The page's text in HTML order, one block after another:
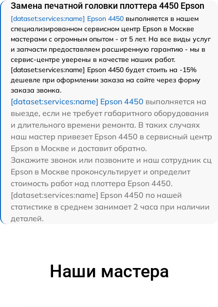
Замена печатной головки плоттера 4450 Epson
[dataset:services:name] Epson 4450 выполняется в нашем
специализированном сервисном центр Epson в Москве
мастерами с огромным опытом - от 5 лет. На все виды услуг
и запчасти предоставляем расширенную гарантию - мы в
сервис-центре уверены в качестве наших работ.
[dataset:services:name] Epson 4450 будет стоить на -15%
дешевле при оформлении заказа на сайте через форму
заказа звонка.
[dataset:services:name] Epson 4450 выполняется на
выезде, если не требует габаритного оборудования
и длительного времени ремонта. В таких случаях
наш мастер привезет Epson 4450 в сервисный центр
Epson в Москве и доставит обратно.
Закажите звонок или позвоните и наш сотрудник сц
Epson в Москве проконсультирует и определит
стоимость работ над плоттера Epson 4450.
[dataset:services:name] Epson 4450 по нашей
статистике в среднем занимает 2 часа при наличии
деталей.
Наши мастера